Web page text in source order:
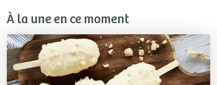
À la une en ce moment